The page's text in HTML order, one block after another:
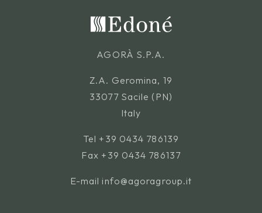
AGORÀ S.P.A.
Z.A. Geromina, 19
33077 Sacile (PN)
Italy
Tel +39 0434 786139
Fax +39 0434 786137
E-mail info@agoragroup.it